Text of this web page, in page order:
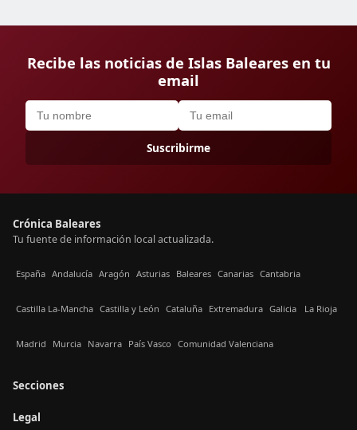
Recibe las noticias de Islas Baleares en tu
email
Suscribirme
Crónica Baleares
Tu fuente de información local actualizada.
España Andalucía Aragón Asturias Baleares Canarias Cantabria
Castilla La-Mancha Castilla y León Cataluña Extremadura Galicia La Rioja
Madrid Murcia Navarra País Vasco Comunidad Valenciana
Secciones
Legal